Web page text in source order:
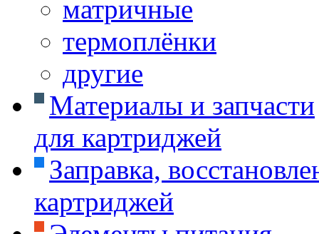
матричные
термоплёнки
другие
Материалы и запчасти
для картриджей
Заправка,
картриджей